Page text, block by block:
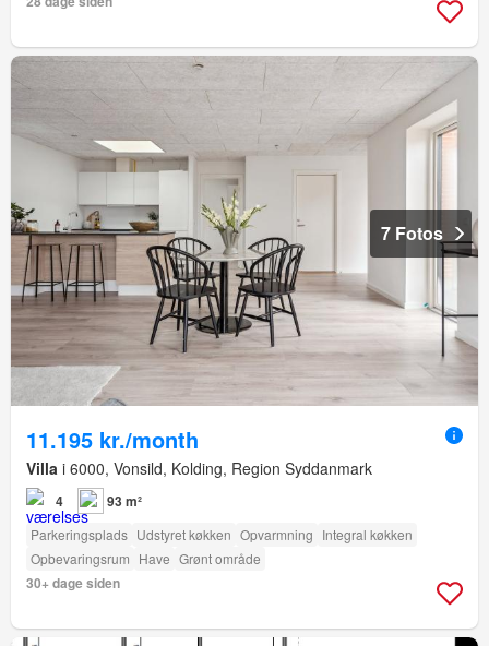
7 Fotos
11.195 kr./month
Villa i 6000, Vonsild, Kolding, Region Syddanmark
4 93 m²
Parkeringsplads Udstyret køkken Opvarmning Integral køkken
Opbevaringsrum Have Grønt område
30+ dage siden